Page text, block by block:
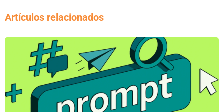
Artículos relacionados